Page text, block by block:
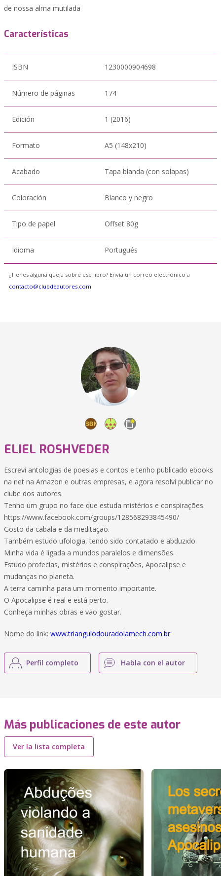
de nossa alma mutilada
Características
ISBN 1230000904698
Número de páginas 174
Edición 1 (2016)
Formato A5 (148x210)
Acabado Tapa blanda (con solapas)
Coloración Blanco y negro
Tipo de papel Offset 80g
Idioma Portugués
¿Tienes alguna queja sobre ese libro? Envía un correo electrónico a
contacto@clubdeautores.com
ELIEL ROSHVEDER
Escrevi antologias de poesias e contos e tenho publicado ebooks
na net na Amazon e outras empresas, e agora resolvi publicar no
clube dos autores.
Tenho um grupo no face que estuda mistérios e conspirações.
https://www.facebook.com/groups/128568293845490/
Gosto da cabala e da meditação.
Também estudo ufologia, tendo sido contatado e abduzido.
Minha vida é ligada a mundos paralelos e dimensões.
Estudo profecias, mistérios e conspirações, Apocalipse e
mudanças no planeta.
A terra caminha para um momento importante.
O Apocalipse é real e está perto.
Conheça minhas obras e vão gostar.
Nome do link: www.triangulodouradolamech.com.br
Perfil completo Habla con el autor
Más publicaciones de este autor
Ver la lista completa